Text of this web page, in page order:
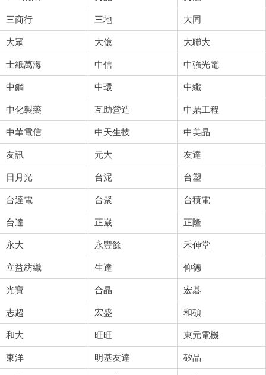
三商行 三地 大同
大眾 大億 大聯大
士紙萬海 中信 中強光電
中鋼 中環 中纖
中化製藥 互助營造 中鼎工程
中華電信 中天生技 中美晶
友訊 元大 友達
日月光 台泥 台塑
台達電 台聚 台積電
台達 正崴 正隆
永大 永豐餘 禾伸堂
立益紡織 生達 仰德
光寶 合晶 宏碁
志超 宏盛 和碩
和大 旺旺 東元電機
東洋 明基友達 矽品